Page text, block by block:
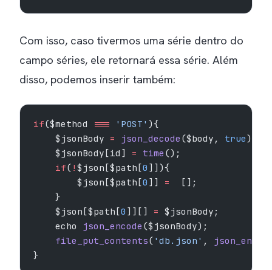
Com isso, caso tivermos uma série dentro do
campo séries, ele retornará essa série. Além
disso, podemos inserir também:
if($method === 'POST' ){
    $jsonBody
= json_decode ($body, true);
    $jsonBody[id]
= time ();
    if
( ! $json[$path[0 ]]){
        $json[$path[
0 ]] =
  [];
    }
    $json[$path[
0 ]][] = $jsonBody;
    echo
json_encode ($jsonBody);
    file_put_contents
( 'db.json' ,
}